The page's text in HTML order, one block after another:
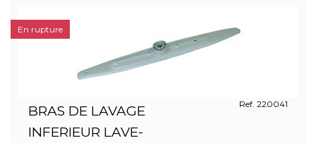
BRAS DE LAVAGE
INFERIEUR LAVE-
Ref. 220041
En rupture